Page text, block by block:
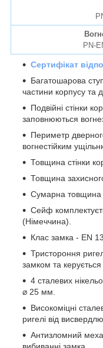
PN-
Сертифікат
Багатошарова
частини корпусу та
Подвійні стінки
заповнюються
Периметр
вогнестійким
Товщина стінки
Товщина
Сумарна
Сейф
(Німеччина).
Клас замка - EN
Тристороння
замком та
4 сталевих
⌀ 25 мм.
Високоміцні
ригелі від
Антизломний